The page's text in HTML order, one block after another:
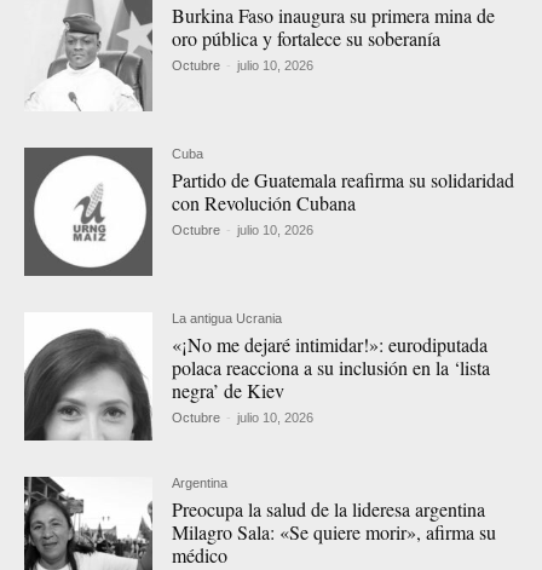
Burkina Faso inaugura su primera mina de
oro pública y fortalece su soberanía
Octubre - julio 10, 2026
Cuba
Partido de Guatemala reafirma su solidaridad
con Revolución Cubana
Octubre - julio 10, 2026
La antigua Ucrania
«¡No me dejaré intimidar!»: eurodiputada
polaca reacciona a su inclusión en la ‘lista
negra’ de Kiev
Octubre - julio 10, 2026
Argentina
Preocupa la salud de la lideresa argentina
Milagro Sala: «Se quiere morir», afirma su
médico